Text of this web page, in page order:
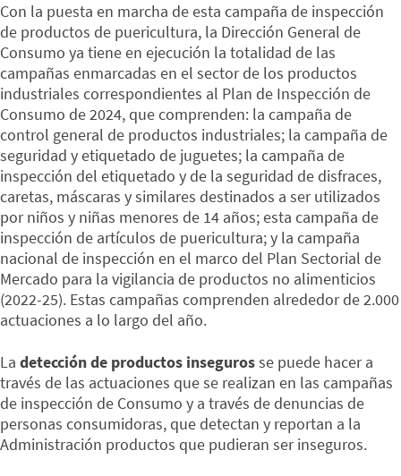
Con la puesta en marcha de esta campaña de inspección
de productos de puericultura, la Dirección General de
Consumo ya tiene en ejecución la totalidad de las
campañas enmarcadas en el sector de los productos
industriales correspondientes al Plan de Inspección de
Consumo de 2024, que comprenden: la campaña de
control general de productos industriales; la campaña de
seguridad y etiquetado de juguetes; la campaña de
inspección del etiquetado y de la seguridad de disfraces,
caretas, máscaras y similares destinados a ser utilizados
por niños y niñas menores de 14 años; esta campaña de
inspección de artículos de puericultura; y la campaña
nacional de inspección en el marco del Plan Sectorial de
Mercado para la vigilancia de productos no alimenticios
(2022-25). Estas campañas comprenden alrededor de 2.000
actuaciones a lo largo del año.
La detección de productos insegurosse puede hacer a
través de las actuaciones que se realizan en las campañas
de inspección de Consumo y a través de denuncias de
personas consumidoras, que detectan y reportan a la
Administración productos que pudieran ser inseguros.